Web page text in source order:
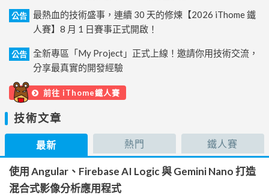
公告
最熱血的技術盛事，連續 30 天的修煉【2026 iThome 鐵
人賽】8 月 1 日賽事正式開啟！
公告
全新專區「My Project」正式上線！邀請你用技術交流，
分享最真實的開發經驗
前往 iThome鐵人賽
技術文章
最新 熱門 鐵人賽
使用 Angular、Firebase AI Logic 與 Gemini Nano 打造
混合式影像分析應用程式